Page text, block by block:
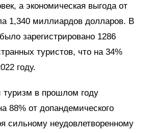
а экономическая выгода от
1,340 миллиардов долларов. В
зарегистрировано 1286
туристов, что на 34%
году.
в прошлом году
88% от допандемического
сильному неудовлетворенному